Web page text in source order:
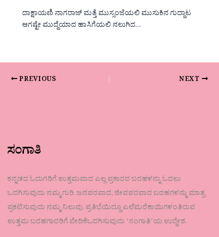
ದಾಕ್ಷಾಯಣಿ ನಾಗರಾಜ್ ಮತ್ತೆ ಮುಸ್ಸಂಜೆಯಲಿ ಮುಸುಕಿನ ಗುದ್ದಾಟ
ಆಗಷ್ಟೇ ಮುದ್ದೆಯಾದ ಹಾಸಿಗೆಯಲಿ ನಲುಗಿದ…
PREVIOUS NEXT
ಸಂಗಾತಿ
ಕನ್ನಡದ ಓದುಗರಿಗೆ ಉತ್ತಮವಾದ ಎಲ್ಲ ಪ್ರಕಾರದ ಬರಹಳನ್ನು ಓದಲು
ಒದಗಿಸುವುದು ನಮ್ಮ ಗುರಿ. ಜನಪರವಾದ, ಜೀವಪರವಾದ ಬರಹಗಳನ್ನು ಮಾತ್ರ
ಪ್ರಕಟಿಸುವುದು ನಮ್ಮ ನಿಲುವು. ಪ್ರತಿಭೆಯಿದ್ದೂ ಎಲೆಮರೆಕಾಯಿಗಳಂತಿರುವ
ಉತ್ತಮ ಬರಹಗಾರರಿಗೆ ವೇದಿಕೆಒದಗಿಸುವುದು ʼಸಂಗಾತಿʼಯ ಉದ್ದೇಶ.